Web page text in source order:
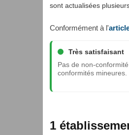
sont actualisées
Conformément à l'
Très satisfaisant
Pas de non-
conformités mineures.
1